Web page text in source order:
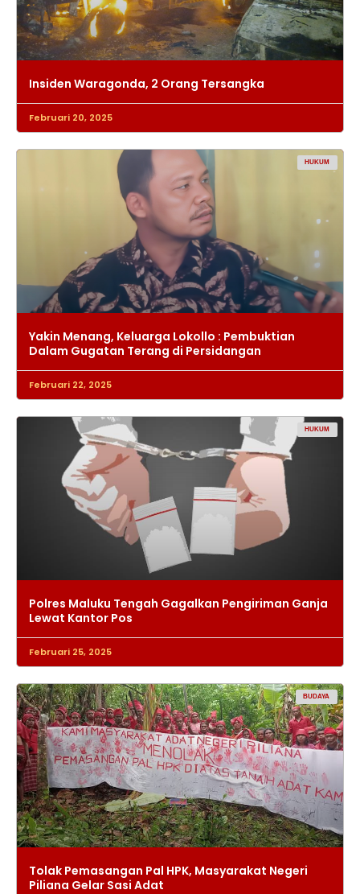
Insiden Waragonda, 2 Orang Tersangka
Februari 20, 2025
HUKUM
Yakin Menang, Keluarga Lokollo : Pembuktian
Dalam Gugatan Terang di Persidangan
Februari 22, 2025
HUKUM
Polres Maluku Tengah Gagalkan Pengiriman Ganja
Lewat Kantor Pos
Februari 25, 2025
BUDAYA
Tolak Pemasangan Pal HPK, Masyarakat Negeri
Piliana Gelar Sasi Adat